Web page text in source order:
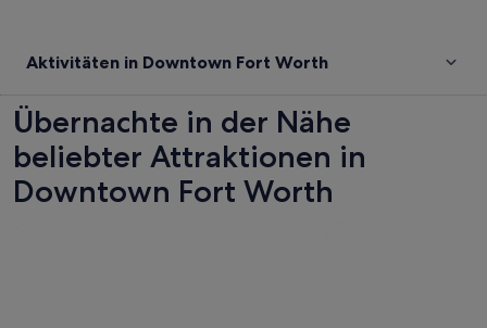
Aktivitäten in Downtown Fort Worth
Übernachte in der Nähe
beliebter Attraktionen in
Downtown Fort Worth